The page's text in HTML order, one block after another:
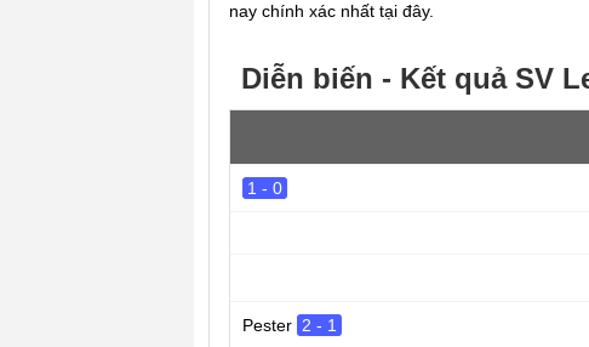
nay chính xác nhất tại đây.
Diễn biến - Kết quả SV
1 - 0
Pester 2 - 1